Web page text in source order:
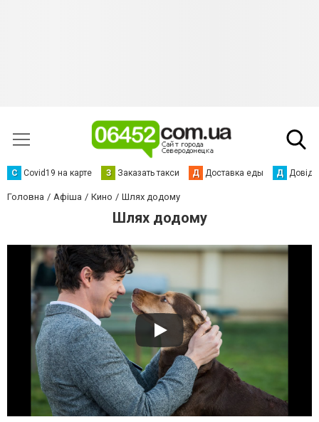
С Сovid19 на карте З Заказать такси Д Доставка еды Д
Головна Афіша Кино Шлях додому
Шлях додому